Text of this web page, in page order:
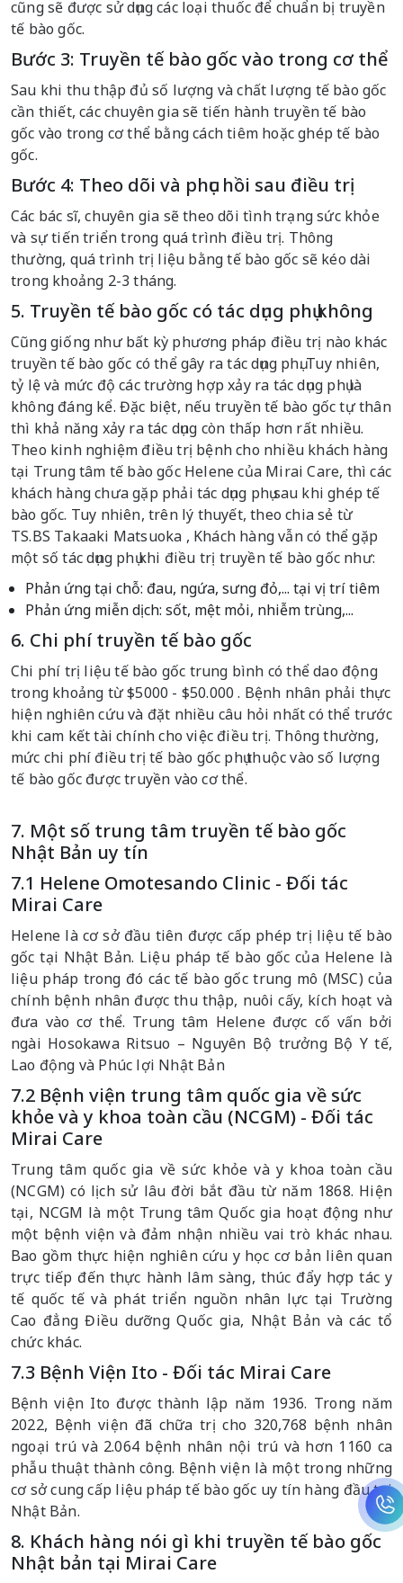
cũng sẽ được sử dụng các loại thuốc để chuẩn bị truyền
tế bào gốc.
Bước 3: Truyền tế bào gốc vào trong cơ thể
Sau khi thu thập đủ số lượng và chất lượng tế bào gốc
cần thiết, các chuyên gia sẽ tiến hành truyền tế bào
gốc vào trong cơ thể bằng cách tiêm hoặc ghép tế bào
gốc.
Bước 4: Theo dõi và phục hồi sau điều trị
Các bác sĩ, chuyên gia sẽ theo dõi tình trạng sức khỏe
và sự tiến triển trong quá trình điều trị. Thông
thường, quá trình trị liệu bằng tế bào gốc sẽ kéo dài
trong khoảng 2-3 tháng.
5. Truyền tế bào gốc có tác dụng phụ không
Cũng giống như bất kỳ phương pháp điều trị nào khác
truyền tế bào gốc có thể gây ra tác dụng phụ. Tuy nhiên,
tỷ lệ và mức độ các trường hợp xảy ra tác dụng phụ là
không đáng kể. Đặc biệt, nếu truyền tế bào gốc tự thân
thì khả năng xảy ra tác dụng còn thấp hơn rất nhiều.
Theo kinh nghiệm điều trị bệnh cho nhiều khách hàng
tại Trung tâm tế bào gốc Helene của Mirai Care, thì các
khách hàng chưa gặp phải tác dụng phụ sau khi ghép tế
bào gốc. Tuy nhiên, trên lý thuyết, theo chia sẻ từ
TS.BS Takaaki Matsuoka , Khách hàng vẫn có thể gặp
một số tác dụng phụ khi điều trị truyền tế bào gốc như:
Phản ứng tại chỗ: đau, ngứa, sưng đỏ,... tại vị trí tiêm
Phản ứng miễn dịch: sốt, mệt mỏi, nhiễm trùng,...
6. Chi phí truyền tế bào gốc
Chi phí trị liệu tế bào gốc trung bình có thể dao động
trong khoảng từ $5000 - $50.000 . Bệnh nhân phải thực
hiện nghiên cứu và đặt nhiều câu hỏi nhất có thể trước
khi cam kết tài chính cho việc điều trị. Thông thường,
mức chi phí điều trị tế bào gốc phụ thuộc vào số lượng
tế bào gốc được truyền vào cơ thể.
7. Một số trung tâm truyền tế bào gốc
Nhật Bản uy tín
7.1 Helene Omotesando Clinic - Đối tác
Mirai Care
Helene là cơ sở đầu tiên được cấp phép trị liệu tế bào
gốc tại Nhật Bản. Liệu pháp tế bào gốc của Helene là
liệu pháp trong đó các tế bào gốc trung mô (MSC) của
chính bệnh nhân được thu thập, nuôi cấy, kích hoạt và
đưa vào cơ thể. Trung tâm Helene được cố vấn bởi
ngài Hosokawa Ritsuo – Nguyên Bộ trưởng Bộ Y tế,
Lao động và Phúc lợi Nhật Bản
7.2 Bệnh viện trung tâm quốc gia về sức
khỏe và y khoa toàn cầu (NCGM) - Đối tác
Mirai Care
Trung tâm quốc gia về sức khỏe và y khoa toàn cầu
(NCGM) có lịch sử lâu đời bắt đầu từ năm 1868. Hiện
tại, NCGM là một Trung tâm Quốc gia hoạt động như
một bệnh viện và đảm nhận nhiều vai trò khác nhau.
Bao gồm thực hiện nghiên cứu y học cơ bản liên quan
trực tiếp đến thực hành lâm sàng, thúc đẩy hợp tác y
tế quốc tế và phát triển nguồn nhân lực tại Trường
Cao đẳng Điều dưỡng Quốc gia, Nhật Bản và các tổ
chức khác.
7.3 Bệnh Viện Ito - Đối tác Mirai Care
Bệnh viện Ito được thành lập năm 1936. Trong năm
2022, Bệnh viện đã chữa trị cho 320,768 bệnh nhân
ngoại trú và 2.064 bệnh nhân nội trú và hơn 1160 ca
phẫu thuật thành công. Bệnh viện là một trong những
cơ sở cung cấp liệu pháp tế bào gốc uy tín hàng đầu tại
Nhật Bản.
8. Khách hàng nói gì khi truyền tế bào gốc
Nhật bản tại Mirai Care